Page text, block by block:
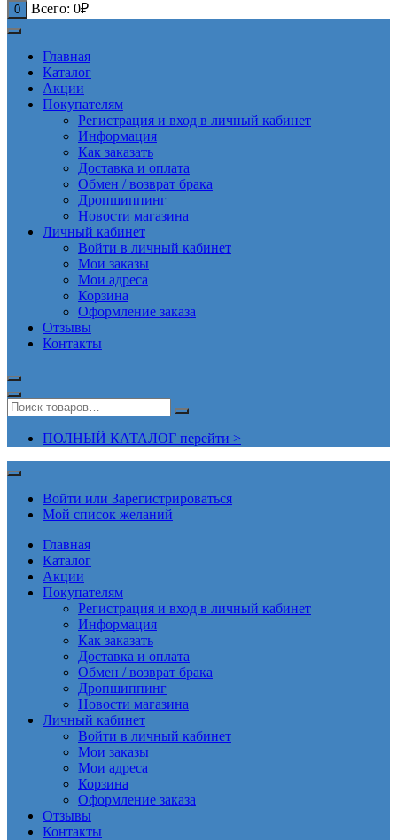
0 Всего: 0₽
Главная
Каталог
Акции
Покупателям
Регистрация и вход в личный кабинет
Информация
Как заказать
Доставка и оплата
Обмен / возврат брака
Дропшиппинг
Новости магазина
Личный кабинет
Войти в личный кабинет
Мои заказы
Мои адреса
Корзина
Оформление заказа
Отзывы
Контакты
ПОЛНЫЙ КАТАЛОГ перейти >
Войти или Зарегистрироваться
Мой список желаний
Главная
Каталог
Акции
Покупателям
Регистрация и вход в личный кабинет
Информация
Как заказать
Доставка и оплата
Обмен / возврат брака
Дропшиппинг
Новости магазина
Личный кабинет
Войти в личный кабинет
Мои заказы
Мои адреса
Корзина
Оформление заказа
Отзывы
Контакты